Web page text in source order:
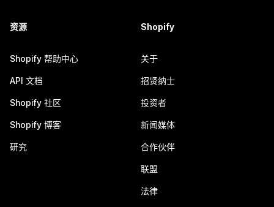
资源
Shopify 帮助中心
API 文档
Shopify 社区
Shopify 博客
研究
Shopify
关于
招贤纳士
投资者
新闻媒体
合作伙伴
联盟
法律